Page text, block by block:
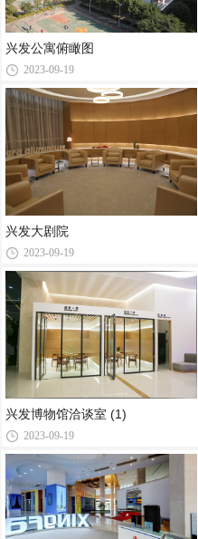
兴发公寓俯瞰图
2023-09-19
兴发大剧院
2023-09-19
兴发博物馆洽谈室 (1)
2023-09-19